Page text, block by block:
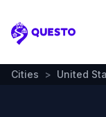
Questo
Cities > United